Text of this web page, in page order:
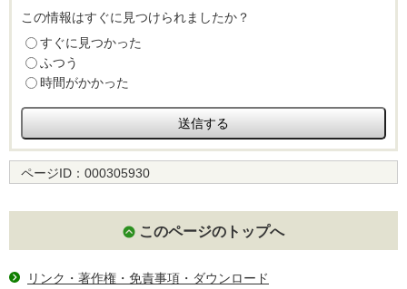
この情報はすぐに見つけられましたか？
すぐに見つかった
ふつう
時間がかかった
ページID： 000305930
このページのトップへ
リンク・著作権・免責事項・ダウンロード